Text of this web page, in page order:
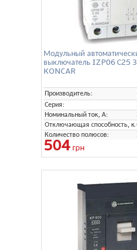
Модульный
выключатель IZP06 С25
KONCAR
Производитель:
Серия:
Номинальный ток, А:
Отключающая способность,
Количество полюсов:
504грн